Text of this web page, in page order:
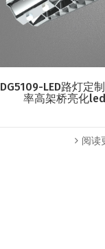
DG5109-LED路灯定
率高架桥亮化
阅读